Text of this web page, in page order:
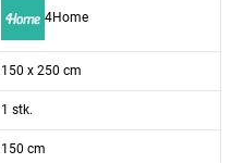
4Home
150 x 250 cm
1 stk.
150 cm